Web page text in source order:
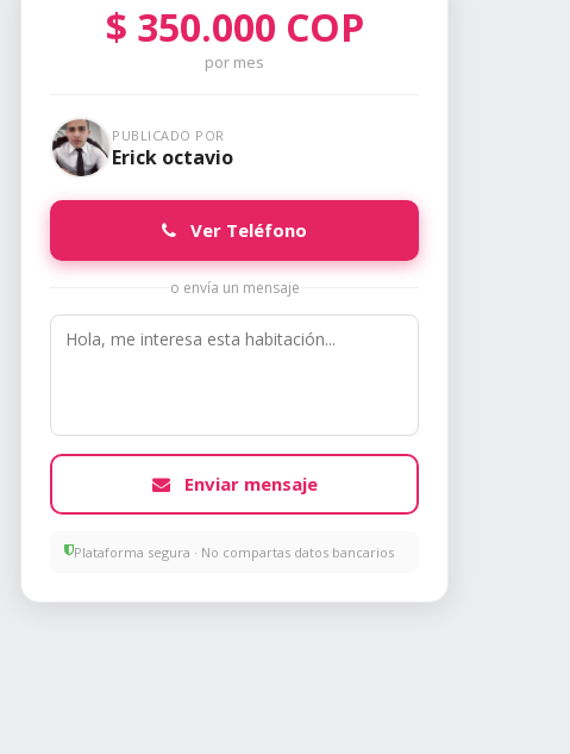
$ 350.000 COP
por mes
PUBLICADO POR
Erick octavio
Ver Teléfono
o envía un mensaje
Enviar mensaje
Plataforma segura · No compartas datos bancarios